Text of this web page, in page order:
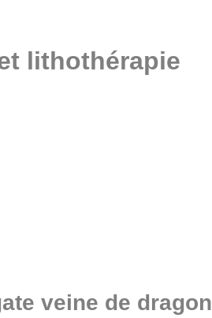
lithothérapie
veine de dragon